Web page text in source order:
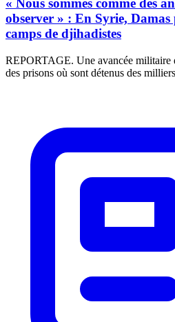
« Nous sommes comme des
observer » : En Syrie, Damas
camps de djihadistes
REPORTAGE. Une avancée militaire
des prisons où sont détenus des